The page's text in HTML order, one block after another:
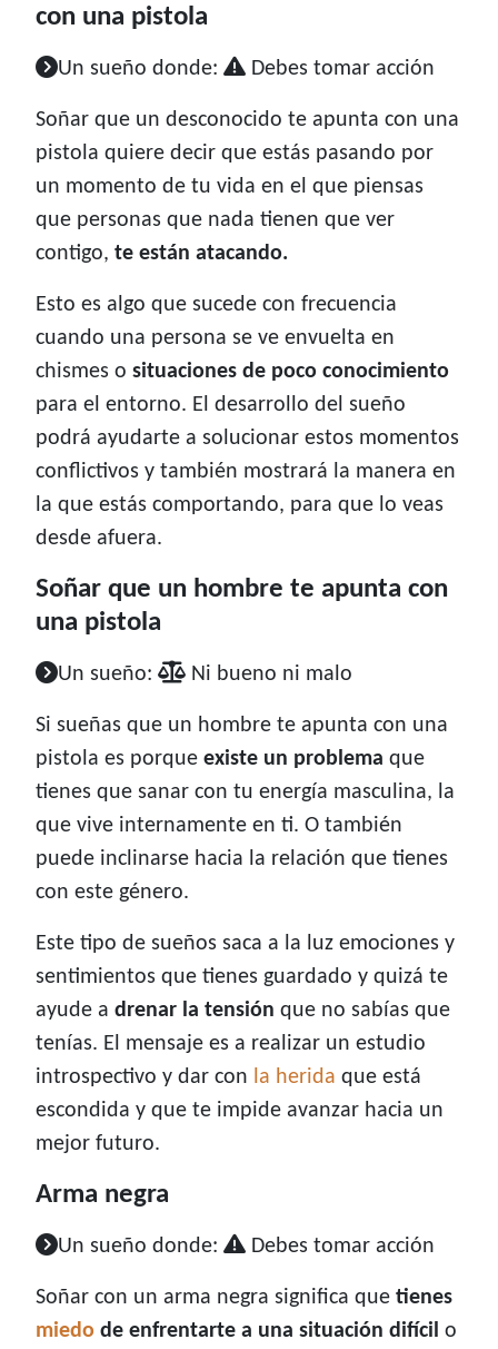
con una pistola
Un sueño donde: Debes tomar acción
Soñar que un desconocido te apunta con una
pistola quiere decir que estás pasando por
un momento de tu vida en el que piensas
que personas que nada tienen que ver
contigo, te están atacando.
Esto es algo que sucede con frecuencia
cuando una persona se ve envuelta en
chismes o situaciones de poco conocimiento
para el entorno. El desarrollo del sueño
podrá ayudarte a solucionar estos momentos
conflictivos y también mostrará la manera en
la que estás comportando, para que lo veas
desde afuera.
Soñar que un hombre te apunta con
una pistola
Un sueño: Ni bueno ni malo
Si sueñas que un hombre te apunta con una
pistola es porque existe un problema que
tienes que sanar con tu energía masculina, la
que vive internamente en ti. O también
puede inclinarse hacia la relación que tienes
con este género.
Este tipo de sueños saca a la luz emociones y
sentimientos que tienes guardado y quizá te
ayude a drenar la tensión que no sabías que
tenías. El mensaje es a realizar un estudio
introspectivo y dar con la herida que está
escondida y que te impide avanzar hacia un
mejor futuro.
Arma negra
Un sueño donde: Debes tomar acción
Soñar con un arma negra significa que tienes
miedo de enfrentarte a una situación difícil o